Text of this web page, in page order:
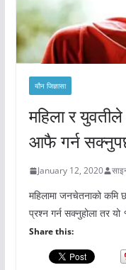
यौन जिज्ञासा
महिला र
आफै गर्न
January 12, 2020
महिलामा जनचेतनाको
प्रश्न गर्न सक्नुहोला तर
Share this: